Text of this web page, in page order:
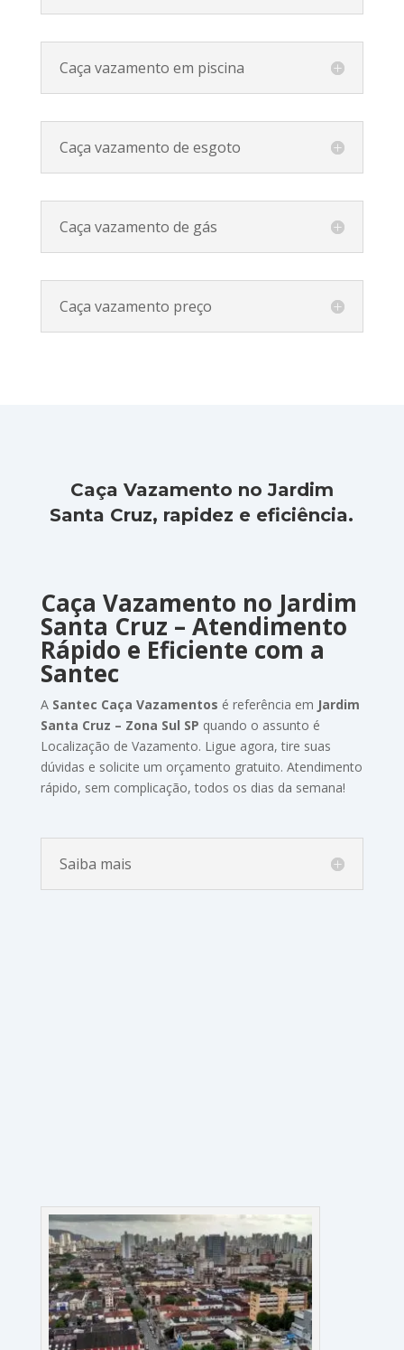
Caça vazamento em piscina
Caça vazamento de esgoto
Caça vazamento de gás
Caça vazamento preço
Caça Vazamento no Jardim
Santa Cruz, rapidez e eficiência.
Caça Vazamento no Jardim
Santa Cruz – Atendimento
Rápido e Eficiente com a
Santec
A Santec Caça Vazamentos é referência em Jardim
Santa Cruz – Zona Sul SP quando o assunto é
Localização de Vazamento. Ligue agora, tire suas
dúvidas e solicite um orçamento gratuito. Atendimento
rápido, sem complicação, todos os dias da semana!
Saiba mais